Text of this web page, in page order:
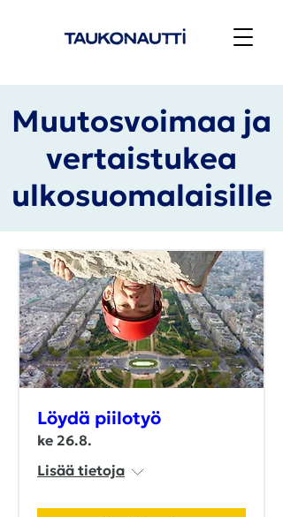
Muutosvoimaa ja
vertaistukea
ulkosuomalaisille
Löydä piilotyö
ke 26.8.
Lisää tietoja